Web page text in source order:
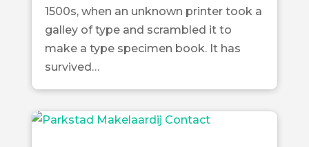
1500s, when an unknown printer took a
galley of type and scrambled it to
make a type specimen book. It has
survived…